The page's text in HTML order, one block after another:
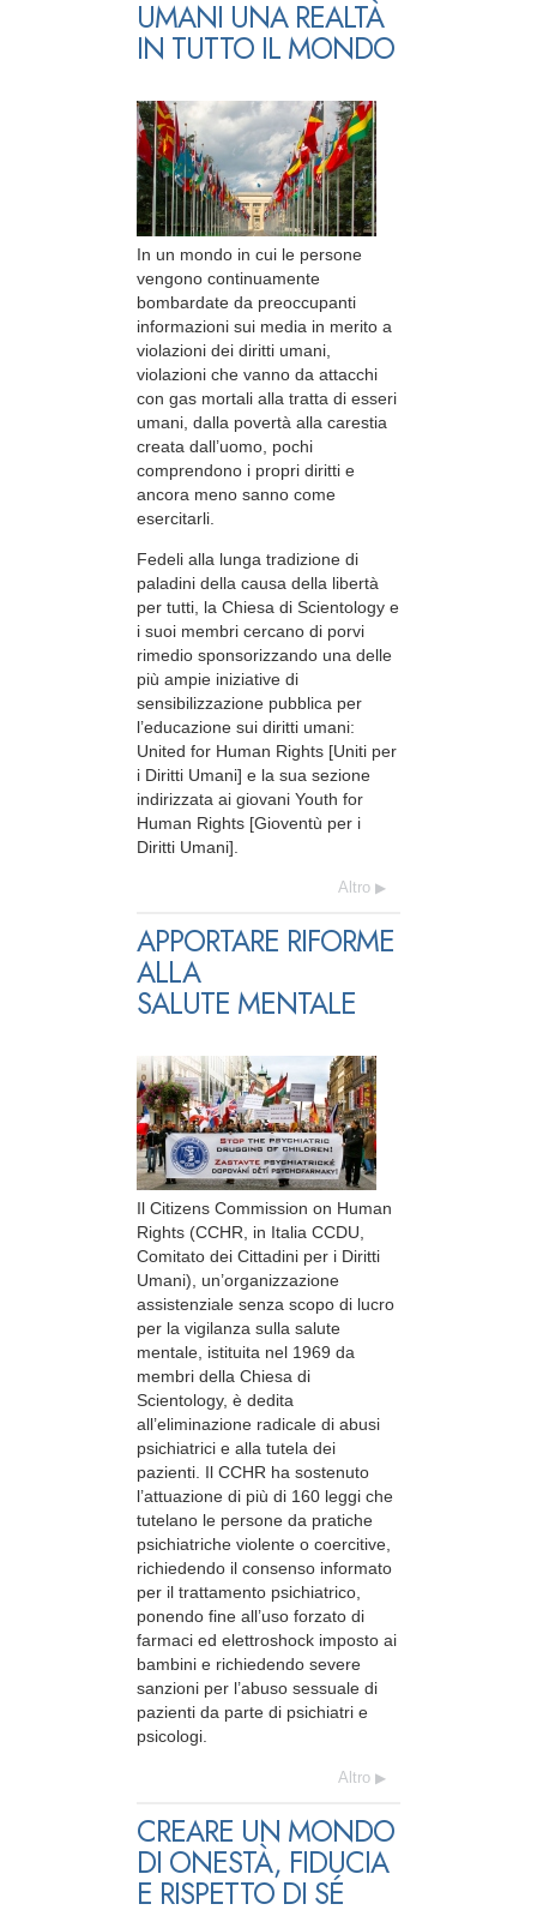
UMANI UNA REALTÀ
IN TUTTO IL MONDO
In un mondo in cui le persone
vengono continuamente
bombardate da preoccupanti
informazioni sui media in merito a
violazioni dei diritti umani,
violazioni che vanno da attacchi
con gas mortali alla tratta di esseri
umani, dalla povertà alla carestia
creata dall’uomo, pochi
comprendono i propri diritti e
ancora meno sanno come
esercitarli.
Fedeli alla lunga tradizione di
paladini della causa della libertà
per tutti, la Chiesa di Scientology e
i suoi membri cercano di porvi
rimedio sponsorizzando una delle
più ampie iniziative di
sensibilizzazione pubblica per
l’educazione sui diritti umani:
United for Human Rights [Uniti per
i Diritti Umani] e la sua sezione
indirizzata ai giovani Youth for
Human Rights [Gioventù per i
Diritti Umani].
Altro
APPORTARE RIFORME
ALLA
SALUTE MENTALE
Il Citizens Commission on Human
Rights (CCHR, in Italia CCDU,
Comitato dei Cittadini per i Diritti
Umani), un’organizzazione
assistenziale senza scopo di lucro
per la vigilanza sulla salute
mentale, istituita nel 1969 da
membri della Chiesa di
Scientology, è dedita
all’eliminazione radicale di abusi
psichiatrici e alla tutela dei
pazienti. Il CCHR ha sostenuto
l’attuazione di più di 160 leggi che
tutelano le persone da pratiche
psichiatriche violente o coercitive,
richiedendo il consenso informato
per il trattamento psichiatrico,
ponendo fine all’uso forzato di
farmaci ed elettroshock imposto ai
bambini e richiedendo severe
sanzioni per l’abuso sessuale di
pazienti da parte di psichiatri e
psicologi.
Altro
CREARE UN MONDO
DI ONESTÀ, FIDUCIA
E RISPETTO DI SÉ